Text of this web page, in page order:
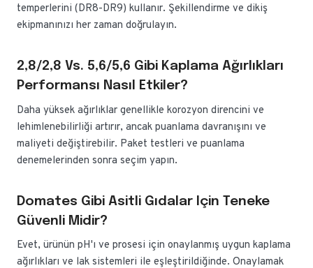
temperlerini (DR8-DR9) kullanır. Şekillendirme ve dikiş
ekipmanınızı her zaman doğrulayın.
2,8/2,8 Vs. 5,6/5,6 Gibi Kaplama Ağırlıkları
Performansı Nasıl Etkiler?
Daha yüksek ağırlıklar genellikle korozyon direncini ve
lehimlenebilirliği artırır, ancak puanlama davranışını ve
maliyeti değiştirebilir. Paket testleri ve puanlama
denemelerinden sonra seçim yapın.
Domates Gibi Asitli Gıdalar Için Teneke
Güvenli Midir?
Evet, ürünün pH'ı ve prosesi için onaylanmış uygun kaplama
ağırlıkları ve lak sistemleri ile eşleştirildiğinde. Onaylamak